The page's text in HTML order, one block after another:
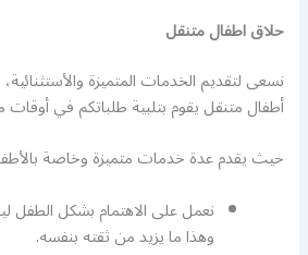
حلاق اطفال متنقل
نسعى لتقديم الخدمات المتميزة
أطفال متنقل يقوم بتلبية طلباتكم في أوقات
حيث يقدم عدة خدمات متميزة وخاصة
نعمل على الاهتمام بشكل الطفل
وهذا ما يزيد من ثقته بنفسه.